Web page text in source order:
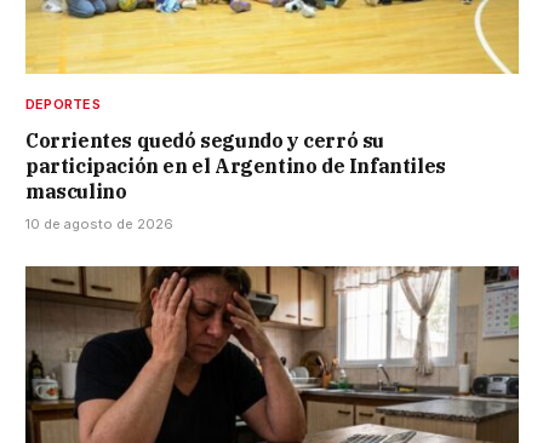
DEPORTES
Corrientes quedó segundo y cerró su
participación en el Argentino de Infantiles
masculino
10 de agosto de 2026